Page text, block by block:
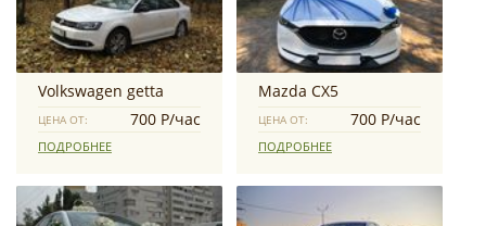
Volkswagen getta
ЦЕНА ОТ: 700 Р/час
ПОДРОБНЕЕ
Mazda CX5
ЦЕНА ОТ: 700 Р/час
ПОДРОБНЕЕ